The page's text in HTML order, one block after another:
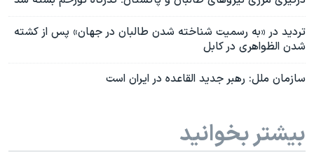
تردید در «به رسمیت شناخته شدن طالبان در جهان» پس از کشته
شدن الظواهری در کابل
سازمان ملل: رهبر جدید القاعده در ایران است
بیشتر بخوانید